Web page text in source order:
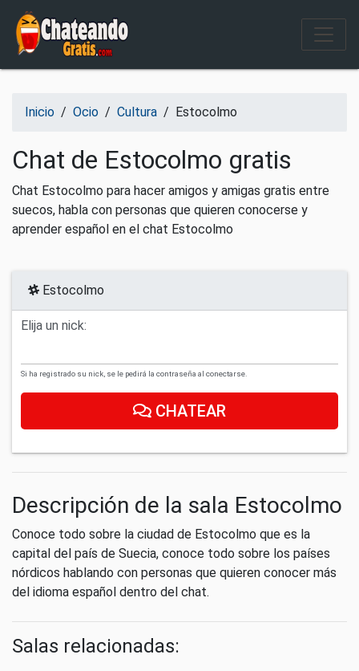
Salir del contenido
Inicio / Ocio / Cultura / Estocolmo
Chat de Estocolmo gratis
Chat Estocolmo para hacer amigos y amigas gratis entre
suecos, habla con personas que quieren conocerse y
aprender español en el chat Estocolmo
Estocolmo
Elija un nick:
Si ha registrado su nick, se le pedirá la contraseña al conectarse.
CHATEAR
Descripción de la sala Estocolmo
Conoce todo sobre la ciudad de Estocolmo que es la
capital del país de Suecia, conoce todo sobre los países
nórdicos hablando con personas que quieren conocer más
del idioma español dentro del chat.
Salas relacionadas: